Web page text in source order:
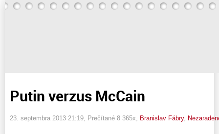
Najkomentovanejšie články
Putin verzus McCain
23. septembra 2013 21:19 , Prečítané 8 365x, Branislav Fábry,